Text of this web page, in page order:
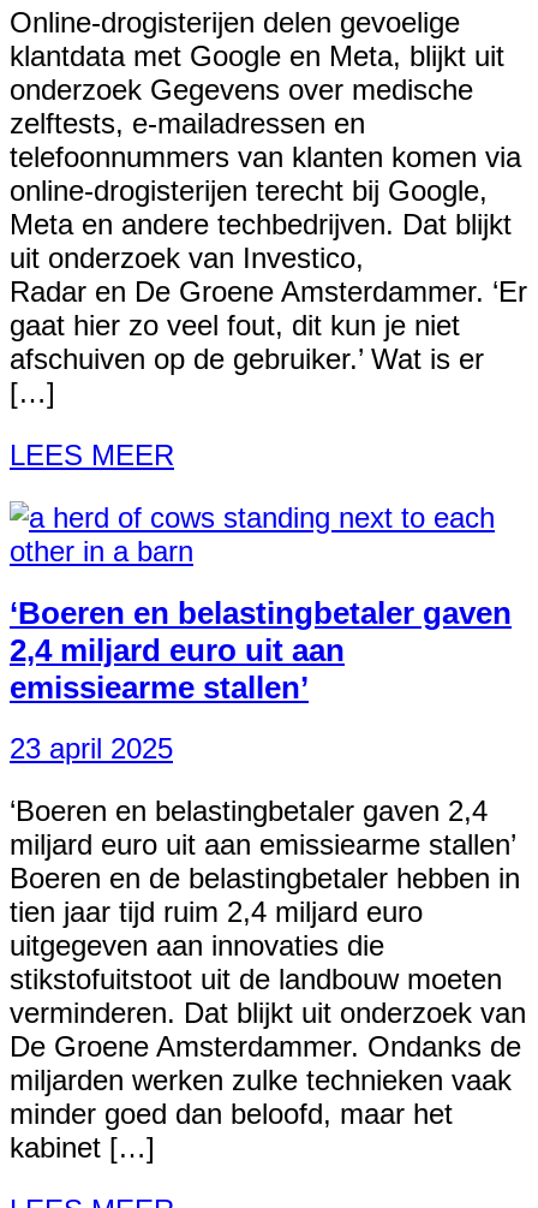
Online-drogisterijen delen gevoelige
klantdata met Google en Meta, blijkt uit
onderzoek Gegevens over medische
zelftests, e-mailadressen en
telefoonnummers van klanten komen via
online-drogisterijen terecht bij Google,
Meta en andere techbedrijven. Dat blijkt
uit onderzoek van Investico,
Radar en De Groene Amsterdammer. ‘Er
gaat hier zo veel fout, dit kun je niet
afschuiven op de gebruiker.’ Wat is er
[…]
LEES MEER
‘Boeren en belastingbetaler gaven
2,4 miljard euro uit aan
emissiearme stallen’
23 april 2025
‘Boeren en belastingbetaler gaven 2,4
miljard euro uit aan emissiearme stallen’
Boeren en de belastingbetaler hebben in
tien jaar tijd ruim 2,4 miljard euro
uitgegeven aan innovaties die
stikstofuitstoot uit de landbouw moeten
verminderen. Dat blijkt uit onderzoek van
De Groene Amsterdammer. Ondanks de
miljarden werken zulke technieken vaak
minder goed dan beloofd, maar het
kabinet […]